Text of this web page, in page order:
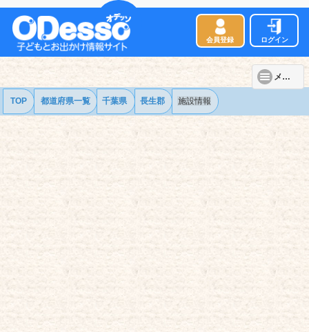
会員登録 ログイン
メニュー
TOP 都道府県一覧 千葉県 長生郡 施設情報